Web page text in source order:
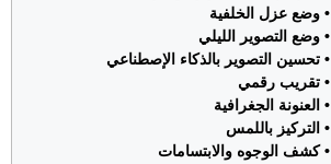
• وضع عزل الخلفية
• وضع التصوير الليلي
• تحسين التصوير بالذكاء الإصطناعي
• تقريب رقمي
• العنونة الجغرافية
• التركيز باللمس
• كشف الوجوه والابتسامات